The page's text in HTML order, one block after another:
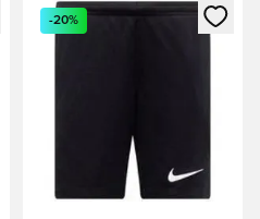
o registrarse como
Abre un modal para iniciar
-20%